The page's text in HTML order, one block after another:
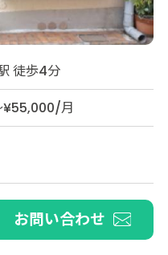
徒歩4分
¥55,000/月
お問い合わせ